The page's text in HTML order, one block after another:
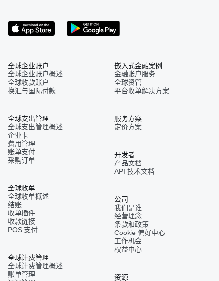
全球企业账户
全球企业账户概述
全球收款账户
换汇与国际付款
全球支出管理
全球支出管理概述
企业卡
费用管理
账单支付
采购订单
全球收单
全球收单概述
结账
收单插件
收款链接
POS 支付
全球计费管理
全球计费管理概述
账单管理
嵌入式金融案例
金融账户服务
全球资管
平台收单解决方案
服务方案
定价方案
开发者
产品文档
API 技术文档
公司
我们是谁
经营理念
条款和政策
Cookie 偏好中心
工作机会
权益中心
资源